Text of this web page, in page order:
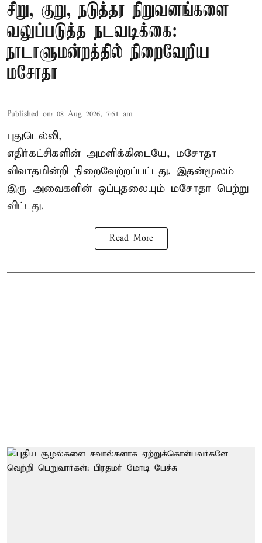
சிறு, குறு, நடுத்தர நிறுவனங்களை
வலுப்படுத்த நடவடிக்கை:
நாடாளுமன்றத்தில் நிறைவேறிய
மசோதா
Published on: 08 Aug 2026, 7:51 am
புதுடெல்லி,
எதிர்கட்சிகளின் அமளிக்கிடையே, மசோதா
விவாதமின்றி நிறைவேற்றப்பட்டது. இதன்மூலம்
இரு அவைகளின் ஒப்புதலையும் மசோதா பெற்று
விட்டது.
Read More